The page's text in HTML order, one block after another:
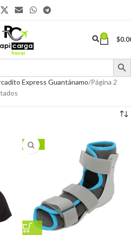
0 $
Express Guantánamo Página 2
-18%